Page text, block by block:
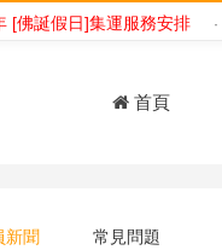
[佛誕假日]集運服務安排
首頁
新聞 常見問題